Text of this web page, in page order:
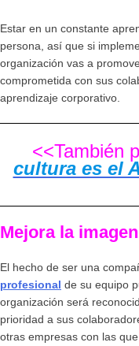
Estar en un constante
persona, así que si
organización vas a
comprometida con sus
aprendizaje corporativo.
<<También
cultura es el
Mejora la
El hecho de ser una
profesional de su equipo
organización será
prioridad a sus
otras empresas con las